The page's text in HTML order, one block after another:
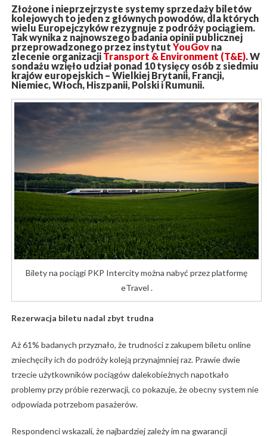
Złożone i nieprzejrzyste systemy sprzedaży biletów
kolejowych to jeden z głównych powodów, dla których
wielu Europejczyków rezygnuje z podróży pociągiem.
Tak wynika z najnowszego badania opinii publicznej
przeprowadzonego przez instytut YouGovna
zlecenie organizacji Transport & Environment (T&E). W
sondażu wzięło udział ponad 10 tysięcy osób z siedmiu
krajów europejskich – Wielkiej Brytanii, Francji,
Niemiec, Włoch, Hiszpanii, Polski i Rumunii.
Bilety na pociągi PKP Intercity można nabyć przez platformę
eTravel .
Rezerwacja biletu nadal zbyt trudna
Aż 61% badanych przyznało, że trudności z zakupem biletu online
zniechęciły ich do podróży koleją przynajmniej raz. Prawie dwie
trzecie użytkowników pociągów dalekobieżnych napotkało
problemy przy próbie rezerwacji, co pokazuje, że obecny system nie
odpowiada potrzebom pasażerów.
Respondenci wskazali, że najbardziej zależy im na gwarancji